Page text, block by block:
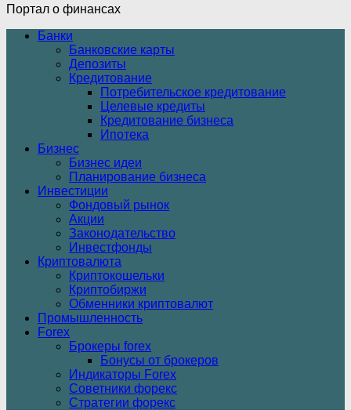
Портал о финансах
Банки
Банковские карты
Депозиты
Кредитование
Потребительское кредитование
Целевые кредиты
Кредитование бизнеса
Ипотека
Бизнес
Бизнес идеи
Планирование бизнеса
Инвестиции
Фондовый рынок
Акции
Законодательство
Инвестфонды
Криптовалюта
Криптокошельки
Криптобиржи
Обменники криптовалют
Промышленность
Forex
Брокеры forex
Бонусы от брокеров
Индикаторы Forex
Советники форекс
Стратегии форекс